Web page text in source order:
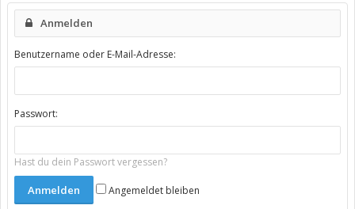
Anmelden
Benutzername oder E-Mail-Adresse:
Passwort:
Hast du dein Passwort vergessen?
Angemeldet bleiben